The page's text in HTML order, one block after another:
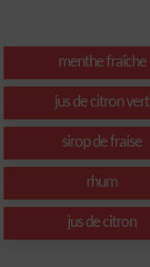
menthe fraîche
jus de citron vert
sirop de fraise
rhum
jus de citron